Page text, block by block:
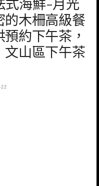
的木柵高級餐
約下午茶，
文山區下午茶